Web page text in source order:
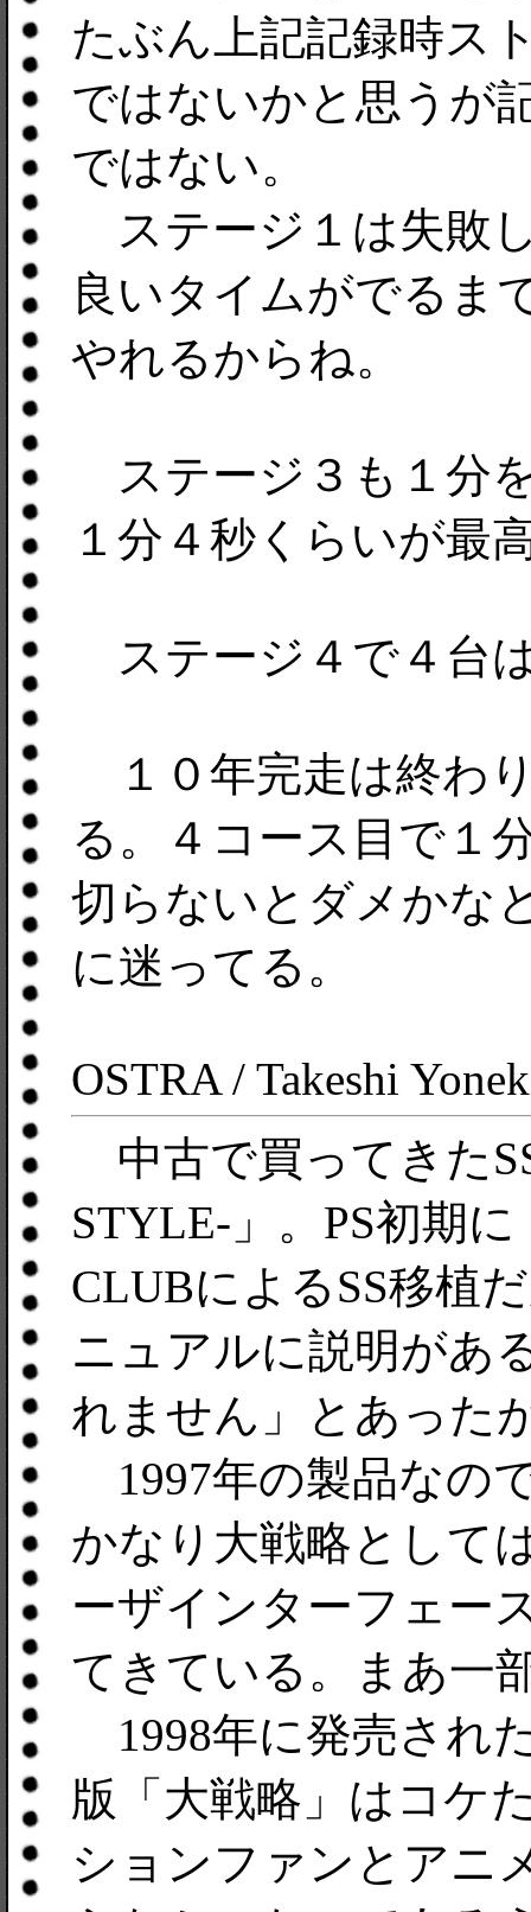
たぶん上記記録時ス
ではないかと思うが
ではない。
ステージ１は失敗
良いタイムがでるま
やれるからね。
ステージ３も１分
１分４秒くらいが最
ステージ４で４台
１０年完走は終わ
る。４コース目で１
切らないとダメかな
に迷ってる。
OSTRA / Takeshi
中古で買ってきた
STYLE-」。PS初期
CLUBによるSS移植
ニュアルに説明があ
れません」とあった
1997年の製品なの
かなり大戦略として
ーザインターフェー
てきている。まあ一
1998年に発売され
版「大戦略」はコケ
ションファンとアニ